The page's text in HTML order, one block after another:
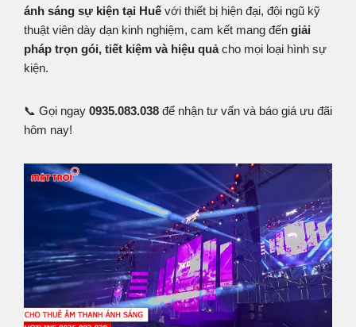
ánh sáng sự kiện tại Huế với thiết bị hiện đại, đội ngũ kỹ
thuật viên dày dạn kinh nghiệm, cam kết mang đến giải
pháp trọn gói, tiết kiệm và hiệu quảcho mọi loại hình sự
kiện.
📞 Gọi ngay 0935.083.038 để nhận tư vấn và báo giá ưu đãi
hôm nay!